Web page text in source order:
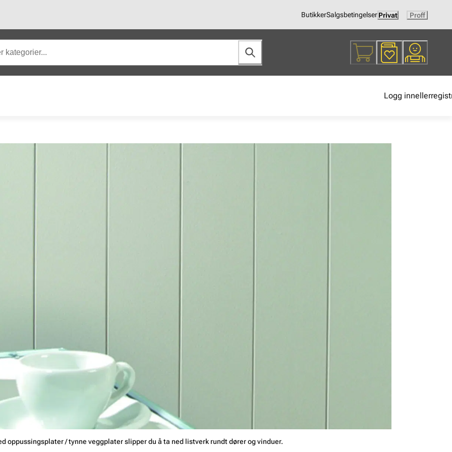
ButikkerSalgsbetingelserPrivat Proff
Logg inneller
oppussingsplater / tynne veggplater slipper du å ta ned listverk rundt dører og vinduer.